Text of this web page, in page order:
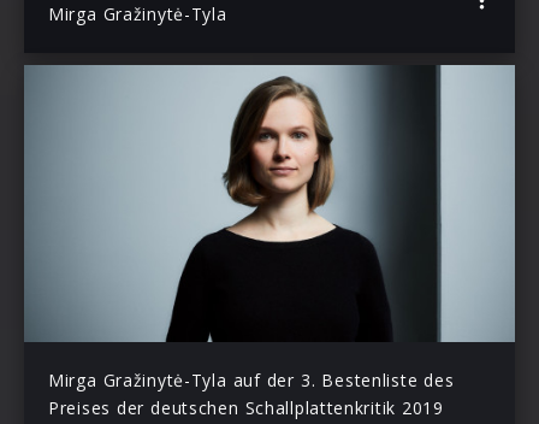
Mirga Gražinytė-Tyla
Mirga Gražinytė-Tyla auf der 3. Bestenliste des
Preises der deutschen Schallplattenkritik 2019